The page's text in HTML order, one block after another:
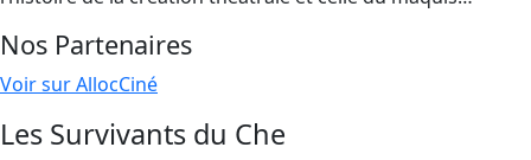
Nos Partenaires
Voir sur AllocCiné
Les Survivants du Che